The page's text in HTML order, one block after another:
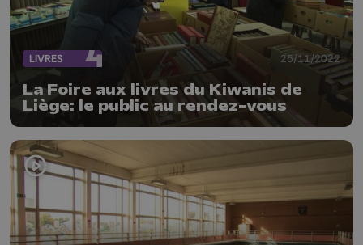
LIVRES 25/11/2022
La Foire aux livres du Kiwanis de
Liège: le public au rendez-vous